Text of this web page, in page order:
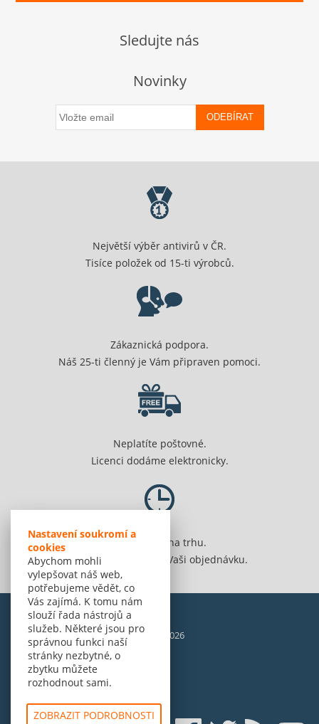
Nastavení soukromí a
cookies
Abychom mohli
vylepšovat náš web,
potřebujeme vědět, co
Vás zajímá. K tomu nám
slouží řada nástrojů a
služeb. Některé jsou pro
správnou funkci naší
stránky nezbytné, o
zbytku můžete
rozhodnout sami.
ZOBRAZIT PODROBNOSTI
Sledujte nás
Novinky
ODEBÍRAT
Největší výběr antivirů v ČR.
Tisíce položek od 15-ti výrobců.
Zákaznická podpora.
Náš 25-ti členný je Vám připraven pomoci.
Neplatíte poštovné.
Licenci dodáme elektronicky.
Jsme 20 let na trhu.
Spolehlivě vyřídíme Vaši objednávku.
© Amenit Software Solutions, 1998 - 2026
Powered bynopCommerce